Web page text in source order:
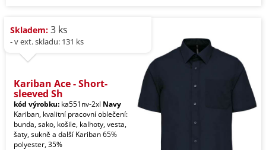
Skladem: 3 ks
- v ext. skladu: 131 ks
Kariban Ace - Short-
sleeved Sh
kód výrobku: ka551nv-2xl Navy
Kariban, kvalitní pracovní oblečení:
bunda, sako, košile, kalhoty, vesta,
šaty, sukně a další Kariban 65%
polyester, 35%